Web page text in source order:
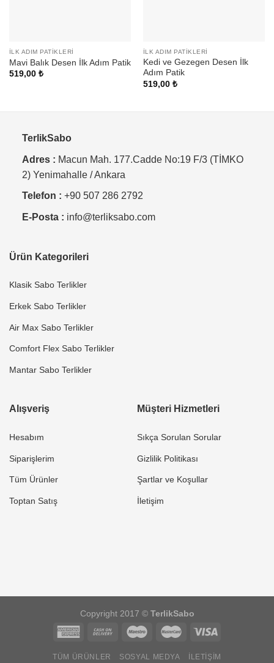
İLK ADIM PATIKLERI
Mavi Balık Desen İlk Adım Patik
519,00 ₺
İLK ADIM PATIKLERI
Kedi ve Gezegen Desen İlk
Adım Patik
519,00 ₺
TerlikSabo
Adres : Macun Mah. 177.Cadde No:19 F/3 (TİMKO
2) Yenimahalle / Ankara
Telefon : +90 507 286 2792
E-Posta : info@terliksabo.com
Ürün Kategorileri
Klasik Sabo Terlikler
Erkek Sabo Terlikler
Air Max Sabo Terlikler
Comfort Flex Sabo Terlikler
Mantar Sabo Terlikler
Alışveriş
Hesabım
Siparişlerim
Tüm Ürünler
Toptan Satış
Müşteri Hizmetleri
Sıkça Sorulan Sorular
Gizlilik Politikası
Şartlar ve Koşullar
İletişim
Copyright 2017 © TerlikSabo
TÜM ÜRÜNLER SOSYAL MEDYA İLETIŞIM